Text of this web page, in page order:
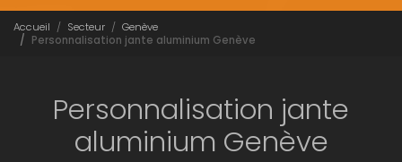
Accueil Secteur
Genève
Personnalisation jante aluminium Genève
Personnalisation jante
aluminium Genève